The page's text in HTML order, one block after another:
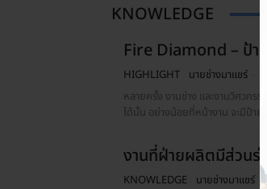
KNOWLEDGE
Fire Diamond – ป้า
HIGHLIGHT นายช่างมาแชร์
หลายครั้ง งานช่าง และงานวิศวกร
ได้นั้น อย่างน้อยที่หน้างาน จะมีป้า
งานที่ฝ่ายผลิตมีส่วนร่
KNOWLEDGE นายช่างมาแชร์ -